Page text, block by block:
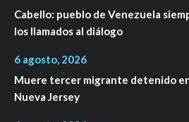
Cabello: pueblo de Venezuela
los llamados al diálogo
6 agosto, 2026
Muere tercer migrante detenido
Nueva Jersey